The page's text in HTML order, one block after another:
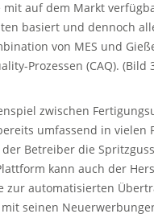
auf dem Markt
basiert und dennoch
von MES und
Prozessen (CAQ). (Bild
zwischen
umfassend in
Betreiber die
kann auch der
automatisierten
seinen